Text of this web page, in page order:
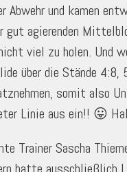
Abwehr und kamen
agierenden
viel zu holen. Und
über die Stände
somit also
Linie aus ein!! 😛
Trainer Sascha